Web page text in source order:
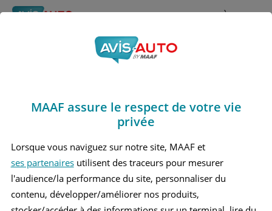
Rechercher À propos
Obtenir un devis d'assurance auto MAAF
Avis Mercedes benz
A200 4 Berline (2018 - )
Recherche d'un véhicule
MAAF assure le respect de votre vie
privée
Lorsque vous naviguez sur notre site, MAAF et
ses partenairesutilisent des traceurs pour mesurer
l'audience/la performance du site, personnaliser du
contenu, développer/améliorer nos produits,